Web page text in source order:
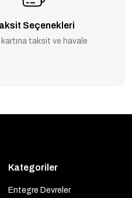
Seçenekleri
kartına taksit ve havale
Kategoriler
Entegre Devreler